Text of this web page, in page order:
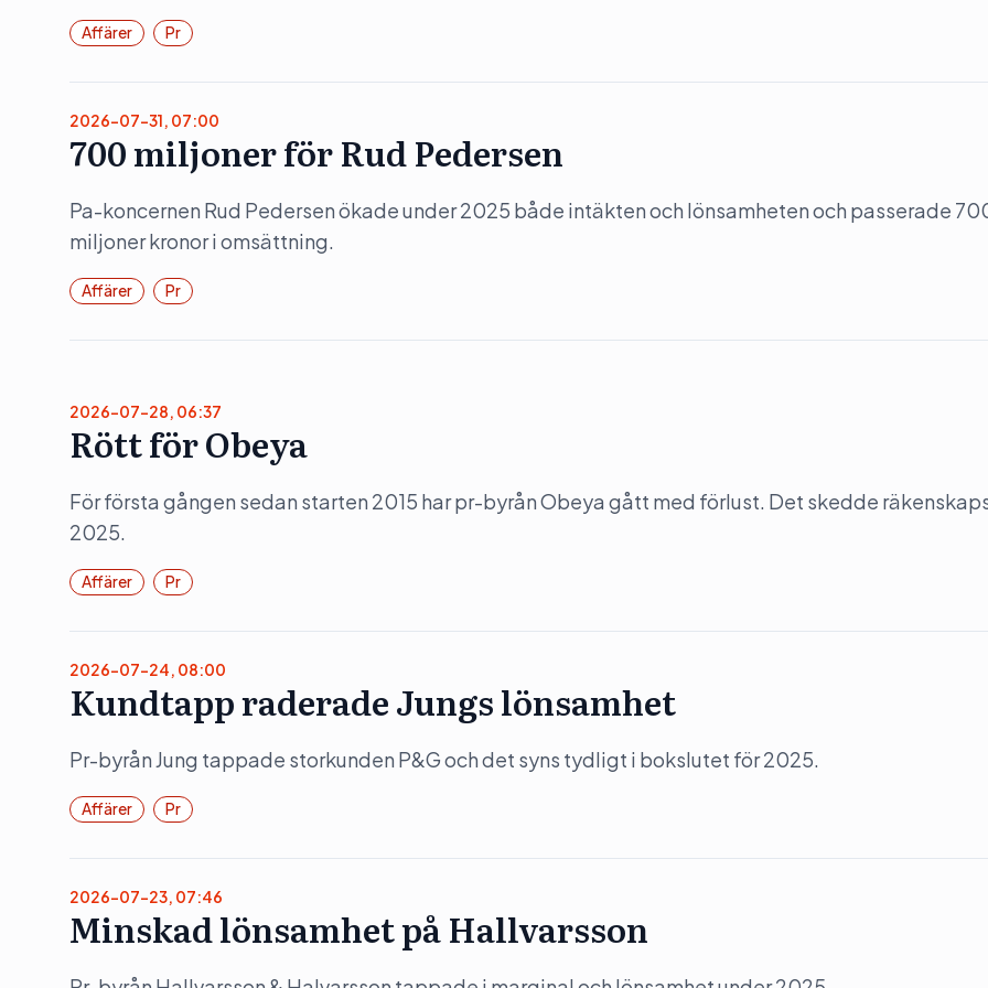
Affärer Pr
2026-07-31, 07:00
700 miljoner för Rud Pedersen
Pa-koncernen Rud Pedersen ökade under 2025 både intäkten och lönsamheten och passerade
miljoner kronor i omsättning.
Affärer Pr
2026-07-28, 06:37
Rött för Obeya
För första gången sedan starten 2015 har pr-byrån Obeya gått med förlust. Det skedde
2025.
Affärer Pr
2026-07-24, 08:00
Kundtapp raderade Jungs lönsamhet
Pr-byrån Jung tappade storkunden P&G och det syns tydligt i bokslutet för 2025.
Affärer Pr
2026-07-23, 07:46
Minskad lönsamhet på Hallvarsson